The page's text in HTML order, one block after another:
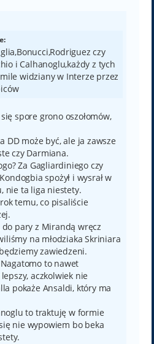
czy
i Calhanoglu,każdy z tych
mile widziany w Interze przez
spore grono oszołomów,
DD może być, ale ja zawsze
czy Darmiana.
Za Gagliardiniego czy
spożył i wysrał w
nie ta liga niestety.
temu, co pisaliście
pary z Mirandą wręcz
na młodziaka Skriniara
zawiedzeni.
to nawet
aczkolwiek nie
pokaże Ansaldi, który ma
to traktuję w formie
nie wypowiem bo beka